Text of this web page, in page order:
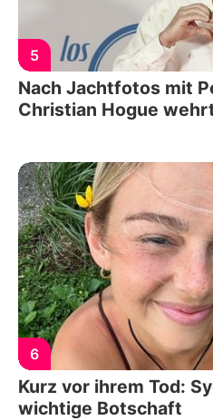
5
Nach Jachtfotos mit
Christian Hogue
6
Kurz vor ihrem Tod:
wichtige Botschaft